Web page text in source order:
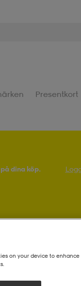
Presentkort
dina köp.
on your device to enhance